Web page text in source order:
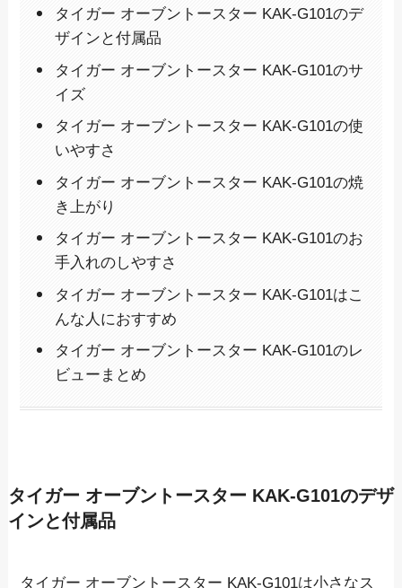
タイガー オーブントースター KAK-G101のデ
ザインと付属品
タイガー オーブントースター KAK-G101のサ
イズ
タイガー オーブントースター KAK-G101の使
いやすさ
タイガー オーブントースター KAK-G101の焼
き上がり
タイガー オーブントースター KAK-G101のお
手入れのしやすさ
タイガー オーブントースター KAK-G101はこ
んな人におすすめ
タイガー オーブントースター KAK-G101のレ
ビューまとめ
タイガー オーブントースター KAK-G101のデザ
インと付属品
タイガー オーブントースター KAK-G101は小さなス